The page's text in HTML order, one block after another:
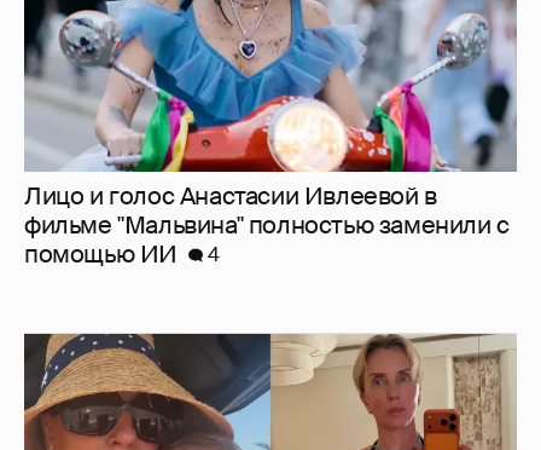
Светлана Бондарчук в бикини отдыхает на
курорте с сыном